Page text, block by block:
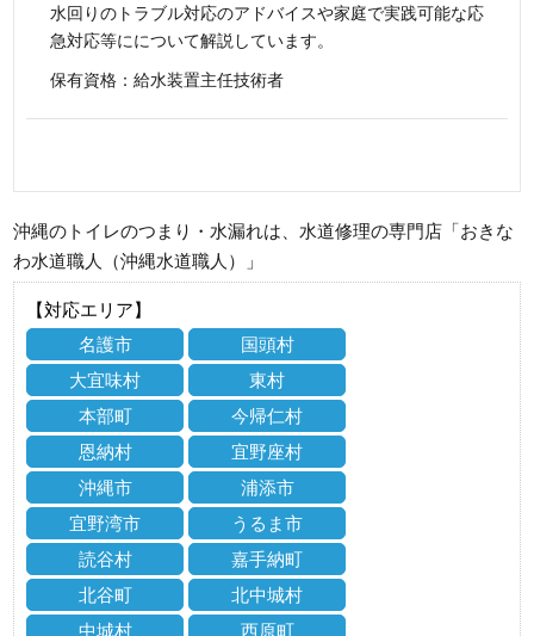
水回りのトラブル対応のアドバイスや家庭で実践可能な応
急対応等にについて解説しています。
保有資格：給水装置主任技術者
沖縄のトイレのつまり・水漏れは、水道修理の専門店「おきな
わ水道職人（沖縄水道職人）」
【対応エリア】
名護市
国頭村
大宜味村
東村
本部町
今帰仁村
恩納村
宜野座村
沖縄市
浦添市
宜野湾市
うるま市
読谷村
嘉手納町
北谷町
北中城村
中城村
西原町